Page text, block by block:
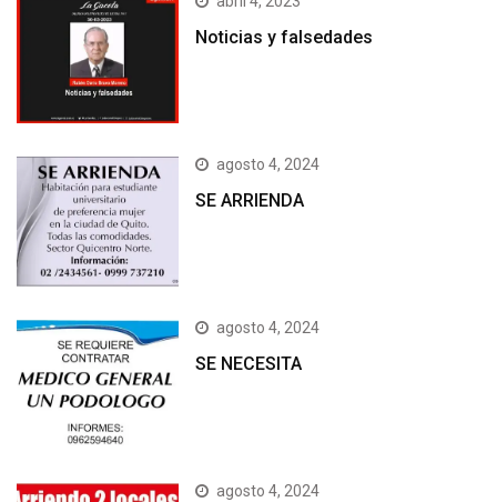
Noticias y falsedades
agosto 4, 2024
SE ARRIENDA
agosto 4, 2024
SE NECESITA
agosto 4, 2024